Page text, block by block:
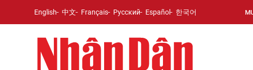
English 中文 Français Русский Español 한국어